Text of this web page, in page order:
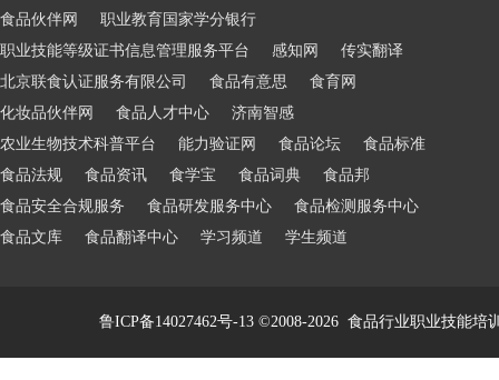
食品伙伴网
职业教育国家学分银行
职业技能等级证书信息管理服务平台
感知网
传实翻译
北京联食认证服务有限公司
食品有意思
食育网
化妆品伙伴网
食品人才中心
济南智感
农业生物技术科普平台
能力验证网 食品论坛
食品标准
食品法规
食品资讯 食学宝 食品词典
食品邦
食品安全合规服务
食品研发服务中心
食品检测服务中心
食品文库
食品翻译中心 学习频道 学生频道
鲁ICP备14027462号-13©2008-2026 食品行业职业技能培